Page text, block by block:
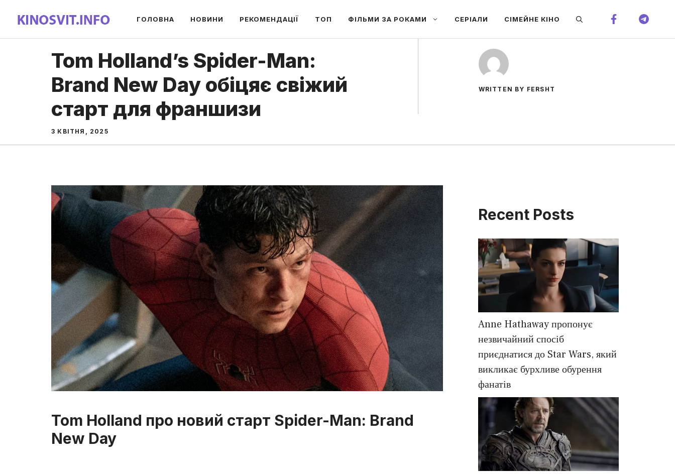
вмісту
ГОЛОВНА НОВИНИ РЕКОМЕНДАЦІЇ ТОП ФІЛЬМИ ЗА РОКАМИ СЕРІАЛИ СІМЕЙНЕ КІНО
Tom Holland’s Spider-Man:
Brand New Day обіцяє свіжий
старт для франшизи
3 КВІТНЯ, 2025
WRITTEN BY FERSHT
Tom Holland про новий старт Spider-Man: Brand
New Day
Recent Posts
Anne Hathaway пропонує
незвичайний спосіб
приєднатися до Star Wars, який
викликає бурхливе обурення
фанатів